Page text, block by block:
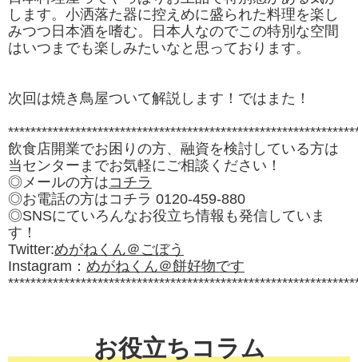
します。小洒落た器に控えめに盛られた料理を楽し
みつつ日本酒を嗜む。日本人なのでこの特別な空間
はいつまでも楽しみたいなと思っております。
次回は焼き鳥屋ついて解説します！ではまた！
飲食店開業でお困りの方、融資を検討している方は
当センターまでお気軽にご相談ください！
◎メールの方はコチラ
◎お電話の方はコチラ 0120-459-880
◎SNSにていろんなお役立ち情報も発信していま
す！
Twitter:めがねくん＠ごぼう
Instagram： めがねくん＠餅好物です
お役立ちコラム